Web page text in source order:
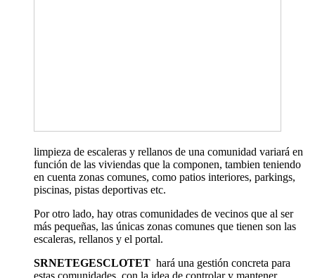
limpieza de escaleras y rellanos de una comunidad variará en
función de las viviendas que la componen, tambien teniendo
en cuenta zonas comunes, como patios interiores, parkings,
piscinas, pistas deportivas etc.
Por otro lado, hay otras comunidades de vecinos que al ser
más pequeñas, las únicas zonas comunes que tienen son las
escaleras, rellanos y el portal.
SRNETEGESCLOTET hará una gestión concreta para